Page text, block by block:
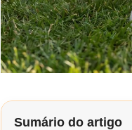
Sumário do artigo